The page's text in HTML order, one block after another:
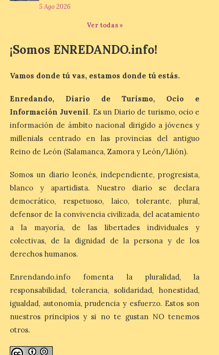
de reservas hoteleras y
precios desorbitados,
7 Ago 2026
Asturias lidera el impacto
mayor aumento en
reservas, precios y
antelación de compra. El
auge de la demanda redefine la
Madrid, 7 agosto de […]
Mil y una iniciativas para
disfrutar del eclipse total
de Sol en Lleida
7 Ago 2026
Las comarcas del llano de
Lleida, especialmente El
Segrià y Les Garrigues, se
convertirán el día 12 de
agosto en un mirador
único. . El 12 de agosto, aproximadamente
5 Ago 2026
Ver todas »
¡Somos ENREDANDO.info!
Vamos donde tú vas, estamos donde tú estás.
Enredando, Diario de Turismo, Ocio e
Información Juvenil. Es un Diario de turismo, ocio e
información de ámbito nacional dirigido a jóvenes y
millenials centrado en las provincias del antiguo
Reino de León (Salamanca, Zamora y León/Llión).
Somos un diario leonés, independiente, progresista,
blanco y apartidista. Nuestro diario se declara
democrático, respetuoso, laico, tolerante, plural,
defensor de la convivencia civilizada, del acatamiento
a la mayoría, de las libertades individuales y
colectivas, de la dignidad de la persona y de los
derechos humanos.
Enrendando.info fomenta la pluralidad, la
responsabilidad, tolerancia, solidaridad, honestidad,
igualdad, autonomía, prudencia y esfuerzo. Estos son
nuestros principios y si no te gustan NO tenemos
otros.